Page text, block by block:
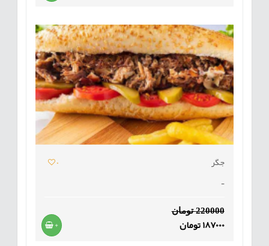
جگر
0
-
220000 تومان
187000 تومان +